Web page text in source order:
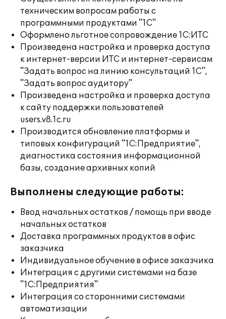
техническим вопросам работы с
программными продуктами "1С"
Оформлено льготное сопровождение 1С:ИТС
Произведена настройка и проверка доступа
к интернет-версии ИТС и интернет-сервисам
"Задать вопрос на линию консультаций 1С",
"Задать вопрос аудитору"
Произведена настройка и проверка доступа
к сайту поддержки пользователей
users.v8.1c.ru
Производится обновление платформы и
типовых конфигураций "1С:Предприятие",
диагностика состояния информационной
базы, создание архивных копий
Выполнены следующие работы:
Ввод начальных остатков / помощь при вводе
начальных остатков
Доставка программных продуктов в офис
заказчика
Индивидуальное обучение в офисе заказчика
Интеграция с другими системами на базе
"1С:Предприятия"
Интеграция со сторонними системами
автоматизации